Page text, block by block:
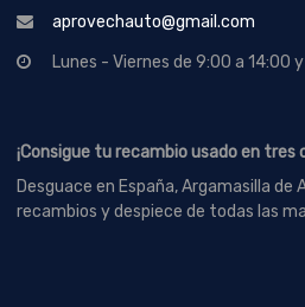
aprovechauto@gmail.com
Lunes - Viernes de 9:00 a 14:00
¡Consigue tu recambio usado en tres
Desguace en España, Argamasilla de
recambios y despiece de todas las